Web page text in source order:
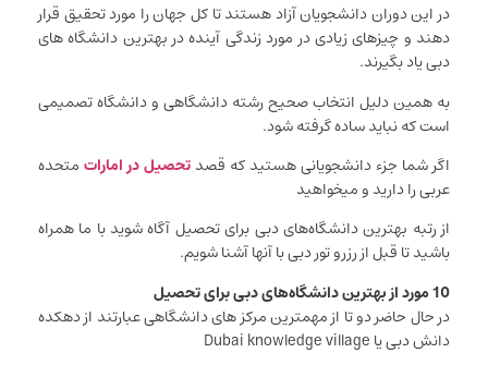
در این دوران دانشجویان آزاد هستند تا کل جهان را مورد تحقیق قرار
دهند و چیزهای زیادی در مورد زندگی آینده در بهترین دانشگاه های
دبی یاد بگیرند.
به همین دلیل انتخاب صحیح رشته دانشگاهی و دانشگاه تصمیمی
است که نباید ساده گرفته شود.
اگر شما جزء دانشجویانی هستید که قصد تحصیل در امارات متحده
عربی را دارید و میخواهید
از رتبه بهترین دانشگاه‌های دبی برای تحصیل آگاه شوید با ما همراه
باشید تا قبل از رزرو تور دبی با آنها آشنا شویم.
10 مورد از بهترین دانشگاه‌های دبی برای تحصیل
در حال حاضر دو تا از مهمترین مرکز های دانشگاهی عبارتند از دهکده
دانش دبی یا Dubai knowledge village